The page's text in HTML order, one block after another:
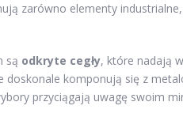
zarówno elementy
są odkryte cegły, które nadają
doskonale komponują się z
przyciągają uwagę swoim